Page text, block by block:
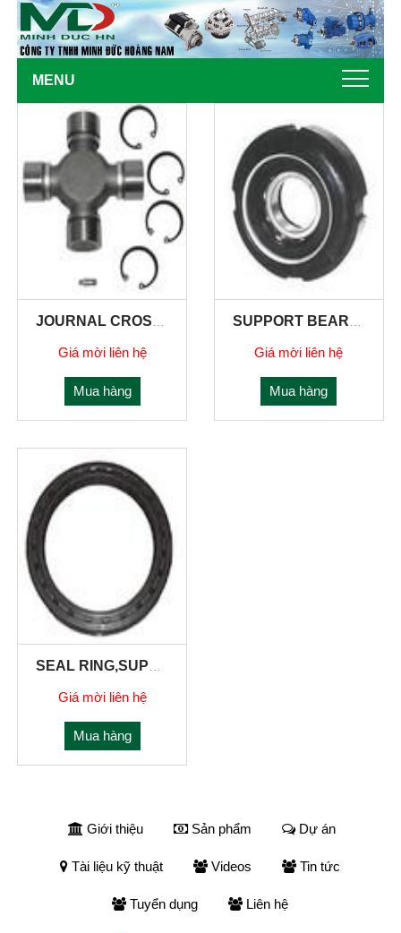
MENU
Giá mời liên hệ
Mua hàng
Giá mời liên hệ
Mua hàng
Giá mời liên hệ
Mua hàng
Giới thiệu Sản phẩm Dự án
Tài liệu kỹ thuật Videos Tin tức
Tuyển dụng Liên hệ